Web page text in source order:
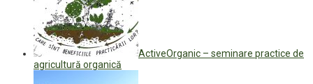
ActiveOrganic – seminare practice de
agricultură organică